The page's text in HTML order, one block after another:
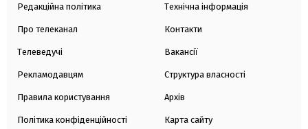
Редакційна політика
Про телеканал
Телеведучі
Рекламодавцям
Правила користування
Політика конфіденційності
Технічна інформація
Контакти
Вакансії
Структура власності
Архів
Карта сайту